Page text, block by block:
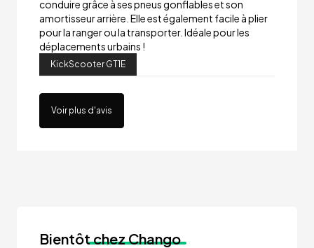
conduire grâce à ses pneus gonflables et son
amortisseur arrière. Elle est également facile à plier
pour la ranger ou la transporter. Idéale pour les
déplacements urbains !
KickScooter GT1E
Voir plus d'avis
Bientôtchez Chango